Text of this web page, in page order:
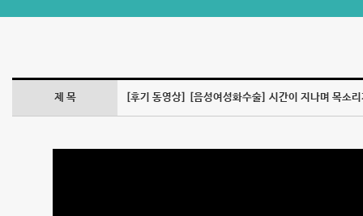
수
시
간
제 목 [후기 동영상] [음성여성화수술] 시간이 지나며 목소